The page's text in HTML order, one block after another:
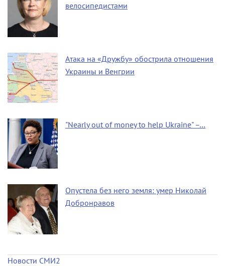
велосипедистами
Атака на «Дружбу» обострила отношения
Украины и Венгрии
"Nearly out of money to help Ukraine" –…
Опустела без него земля: умер Николай
Добронравов
Новости СМИ2